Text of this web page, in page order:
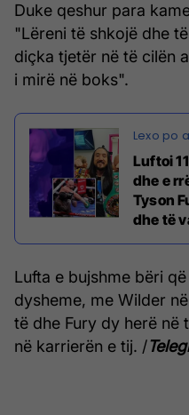
Duke qeshur para
"Lëreni të shkojë dhe
diçka tjetër në të cilën
i mirë në boks".
Luftoi
dhe e
Tyson
dhe të
Lufta e bujshme bëri
dysheme, me Wilder
të dhe Fury dy herë në
në karrierën e tij. /